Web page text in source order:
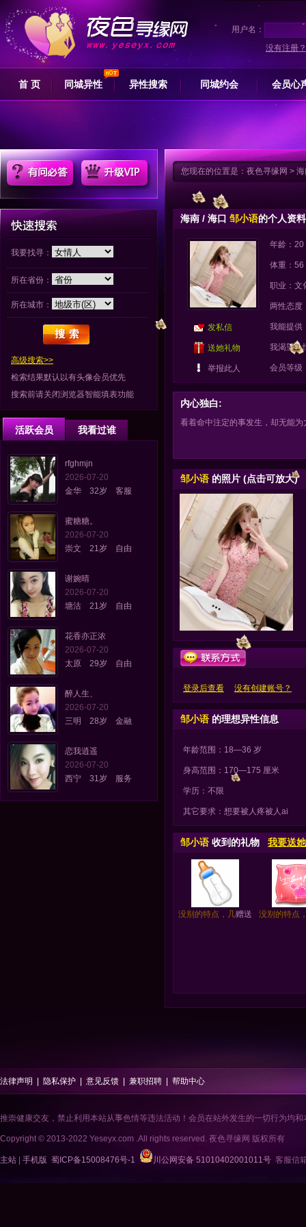
用户名：
没有注册？
首 页 同城异性 异性搜索 同城约会 会员心
我要找寻：
所在省份：
所在城市：
高级搜索>>
检索结果默认以有头像会员优先
搜索前请关闭浏览器智能填表功能
活跃会员 我看过谁
rfghmjn
2026-07-20
金华 32岁 客服
蜜糖糖。
2026-07-20
崇文 21岁 自由
谢婉晴
2026-07-20
塘沽 21岁 自由
花香亦正浓
2026-07-20
太原 29岁 自由
醉人生、
2026-07-20
三明 28岁 金融
恋我逍遥
2026-07-20
西宁 31岁 服务
您现在的位置是： 夜色寻缘网 >
海南 / 海口 邹小语的个人资料
发私信
送她礼物
举报此人
年龄：20
体重：56
职业：文
两性态度
我能提供
我渴望：
会员等
内心独白:
看着命中注定的事发生，却无能
邹小语 的照片 (点击可放大)
登录后查看 没有创建账号？
邹小语 的理想异性信息
年龄范围：18—36 岁
身高范围：170—175 厘米
学历：不限
其它要求：想要被人疼被人ai
邹小语 收到的礼物 我要送
没别的特点，几赠送 没别的特点
法律声明 隐私保护 意见反馈 兼职招聘 帮助中心
推崇健康交友，禁止利用本站从事色情等违法活动！会员在站外发生的一切行为均
Copyright © 2013-2022 Yeseyx.com .All rights reserved. 夜色寻缘网 版权所有
主站 手机版 蜀ICP备15008476号-1 川公网安备 51010402001011号 客服信